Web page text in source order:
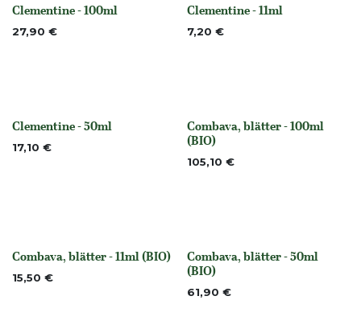
None
Clementine - 100ml
27,90 € None
Clementine - 11ml
7,20 €
None
Clementine - 50ml
17,10 € None
Combava, blätter - 100ml
(BIO)
105,10 €
None
Combava, blätter - 11ml (BIO)
15,50 € None
Combava, blätter - 50ml
(BIO)
61,90 €